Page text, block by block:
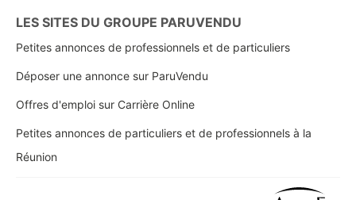
LES SITES DU GROUPE PARUVENDU
Petites annonces de professionnels et de particuliers
Déposer une annonce sur ParuVendu
Offres d'emploi sur Carrière Online
Petites annonces de particuliers et de professionnels à la
Réunion